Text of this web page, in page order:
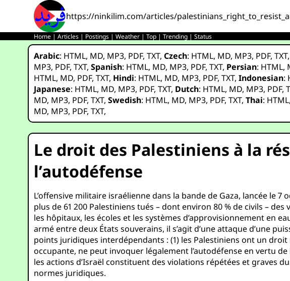
https://ninkilim.com/articles/
Home |Articles | Postings |Weather |Top |Trending |Status
Arabic: HTML, MD, MP3, PDF,TXT,Czech: HTML, MD, MP3, PDF,TXT,
MP3, PDF,TXT,Spanish: HTML, MD, MP3, PDF,TXT, Persian: HTML,
HTML, MD, PDF,TXT, Hindi: HTML, MD, MP3, PDF,TXT,Indonesian:
Japanese: HTML, MD, MP3, PDF,TXT, Dutch: HTML, MD, MP3, PDF,
MD, MP3, PDF,TXT,Swedish: HTML, MD, MP3, PDF,TXT,Thai: HTML,
MD, MP3, PDF,TXT,
Le droit des Palestiniens à la
l’autodéfense
L’offensive militaire israélienne dans la bande de Gaza, lancée le
plus de 61 200 Palestiniens tués – dont environ 80 % de civils –
les hôpitaux, les écoles et les systèmes d’approvisionnement en
armé entre deux États souverains, il s’agit d’une attaque d’une
points juridiques interdépendants : (1) les Palestiniens ont un
occupante, ne peut invoquer légalement l’autodéfense en vertu
les actions d’Israël constituent des violations répétées et graves
normes juridiques.